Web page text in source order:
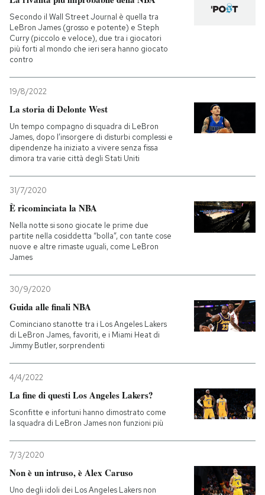
Secondo il Wall Street Journal è quella tra
LeBron James (grosso e potente) e Steph
Curry (piccolo e veloce), due tra i giocatori
più forti al mondo che ieri sera hanno giocato
contro
19/8/2022
La storia di Delonte West
Un tempo compagno di squadra di LeBron
James, dopo l’insorgere di disturbi complessi e
dipendenze ha iniziato a vivere senza fissa
dimora tra varie città degli Stati Uniti
31/7/2020
È ricominciata la NBA
Nella notte si sono giocate le prime due
partite nella cosiddetta “bolla”, con tante cose
nuove e altre rimaste uguali, come LeBron
James
30/9/2020
Guida alle finali NBA
Cominciano stanotte tra i Los Angeles Lakers
di LeBron James, favoriti, e i Miami Heat di
Jimmy Butler, sorprendenti
4/4/2022
La fine di questi Los Angeles Lakers?
Sconfitte e infortuni hanno dimostrato come
la squadra di LeBron James non funzioni più
7/3/2020
Non è un intruso, è Alex Caruso
Uno degli idoli dei Los Angeles Lakers non